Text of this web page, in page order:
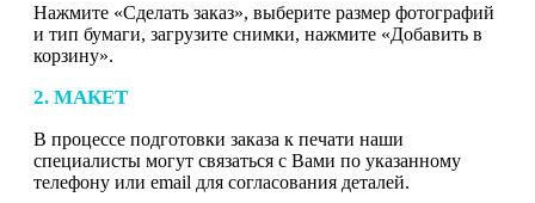
Нажмите «Сделать заказ», выберите размер фотографий
и тип бумаги, загрузите снимки, нажмите «Добавить в
корзину».
2. МАКЕТ
В процессе подготовки заказа к печати наши
специалисты могут связаться с Вами по указанному
телефону или email для согласования деталей.